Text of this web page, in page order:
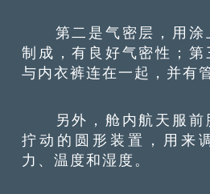
第二是气密层，用涂
制成，有良好气密性；第
与内衣裤连在一起，并有
另外，舱内航天服前
拧动的圆形装置，用来
力、温度和湿度。